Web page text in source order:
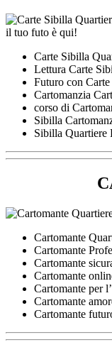
Carte Sibilla
Lettura Carte
Futuro con
Cartomanzia
corso di
Sibilla
Sibilla
Cartomante
Cartomante
Cartomante
Cartomante
Cartomante per
Cartomante
Cartomante